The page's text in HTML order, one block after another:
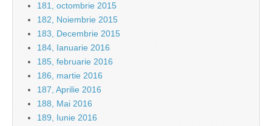
181, octombrie 2015
182, Noiembrie 2015
183, Decembrie 2015
184, Ianuarie 2016
185, februarie 2016
186, martie 2016
187, Aprilie 2016
188, Mai 2016
189, Iunie 2016